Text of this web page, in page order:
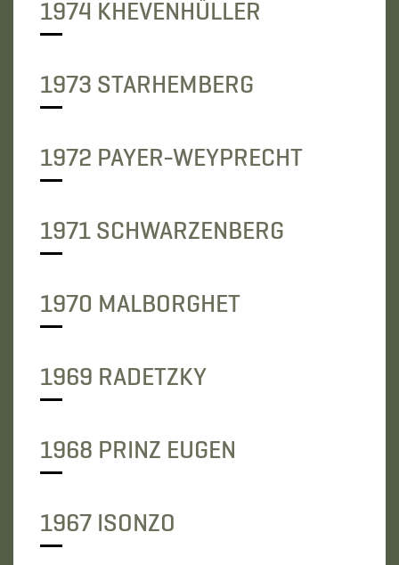
1974 KHEVENHÜLLER
1973 STARHEMBERG
1972 PAYER-WEYPRECHT
1971 SCHWARZENBERG
1970 MALBORGHET
1969 RADETZKY
1968 PRINZ EUGEN
1967 ISONZO